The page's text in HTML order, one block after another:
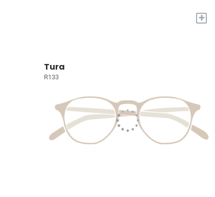
+
Tura
R133